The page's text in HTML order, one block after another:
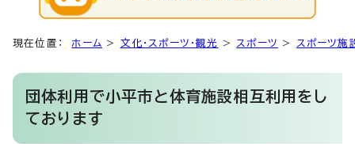
現在位置： ホーム > 文化・スポーツ・観光 > スポーツ > スポーツ施
団体利用で小平市と体育施設相互利用をし
ております